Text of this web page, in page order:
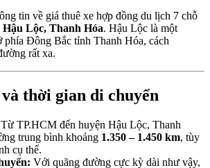
tin về giá thuê xe hợp đồng du lịch 7 chỗ
Hậu Lộc, Thanh Hóa. Hậu Lộc là một
phía Đông Bắc tỉnh Thanh Hóa, cách
rất xa.
thời gian di chuyển
Từ TP.HCM đến huyện Hậu Lộc, Thanh
trung bình khoảng 1.350 – 1.450 km, tùy
cụ thể.
Với quãng đường cực kỳ dài như vậy,